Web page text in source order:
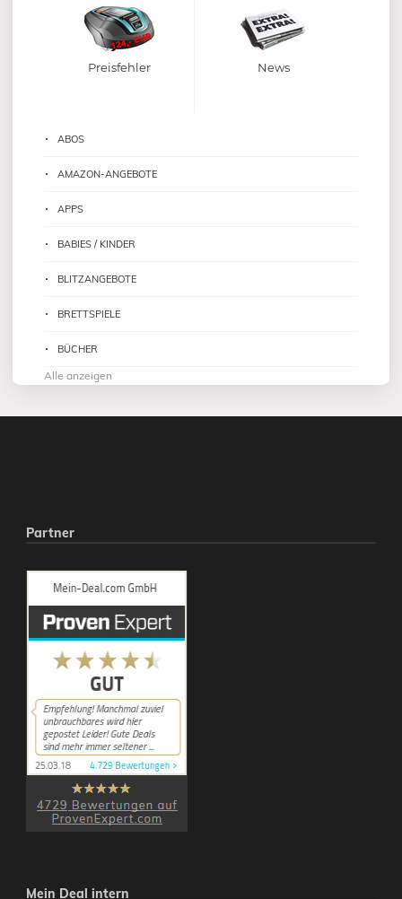
Preisfehler News
ABOS
AMAZON-ANGEBOTE
APPS
BABIES / KINDER
BLITZANGEBOTE
BRETTSPIELE
BÜCHER
Alle anzeigen
Partner
Mein Deal intern